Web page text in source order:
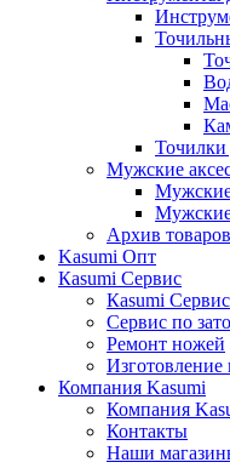
Мужские
Мужские
Архив товаров
Kasumi Опт
Кasumi Сервис
Кasumi Сервис
Сервис по
Ремонт ножей
Изготовление
Компания Kasumi
Компания
Контакты
Наши